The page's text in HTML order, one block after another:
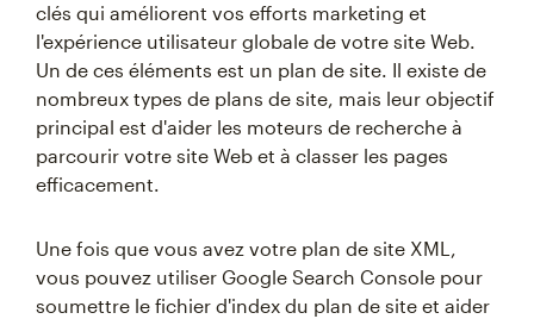
clés qui améliorent vos efforts marketing et
l'expérience utilisateur globale de votre site Web.
Un de ces éléments est un plan de site. Il existe de
nombreux types de plans de site, mais leur objectif
principal est d'aider les moteurs de recherche à
parcourir votre site Web et à classer les pages
efficacement.
Une fois que vous avez votre plan de site XML,
vous pouvez utiliser Google Search Console pour
soumettre le fichier d'index du plan de site et aider